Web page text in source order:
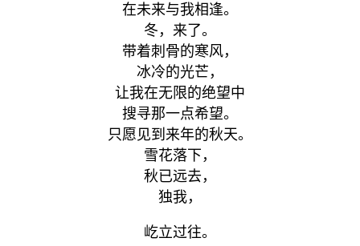
冬天来了，
驱走了最后的余温。
我任凭这雪花
飘落在我身上。
感觉不到寒冷，
因为我，陷入了沉思。
秋，过去了。
带着我的梦想远去。
在未来与我相逢。
冬，来了。
冰冷的光芒，